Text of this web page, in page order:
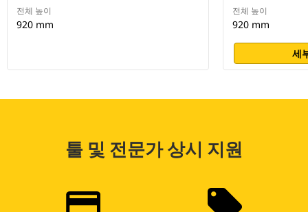
전체 높이
920 mm
전체 높이
920 mm
세
툴 및 전문가 상시 지원